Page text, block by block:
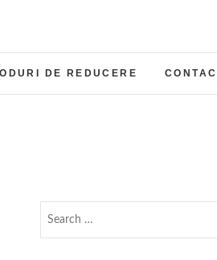
DE REDUCERE